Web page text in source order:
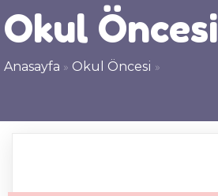
Okul Öncesi
Anasayfa » Okul Öncesi »